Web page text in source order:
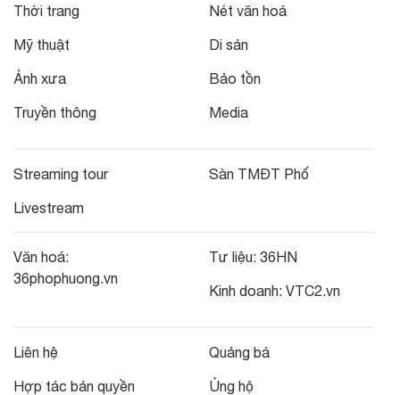
Thời trang
Mỹ thuật
Ảnh xưa
Truyền thông
Nét văn hoá
Di sản
Bảo tồn
Media
Streaming tour
Livestream
Sàn TMĐT Phố
Văn hoá:
36phophuong.vn
Tư liệu: 36HN
Kinh doanh: VTC2.vn
Liên hệ
Hợp tác bản quyền
Quảng bá
Ủng hộ